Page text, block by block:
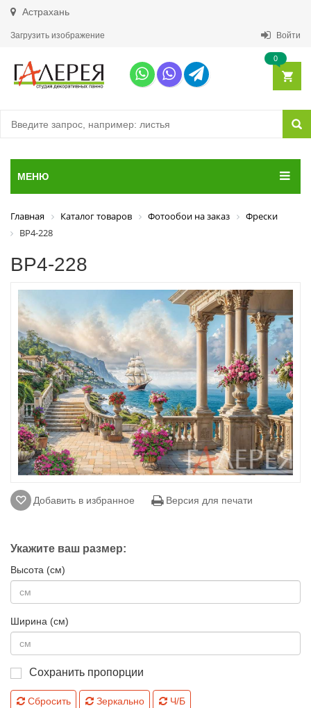
Астрахань
Загрузить изображение Войти
0
МЕНЮ
Главная Каталог товаров Фотообои на заказ
Фрески
ВР4-228
ВР4-228
Добавить в избранное Версия для печати
Укажите ваш размер:
Высота (см)
Ширина (см)
Сохранить пропорции
Сбросить Зеркально Ч/Б